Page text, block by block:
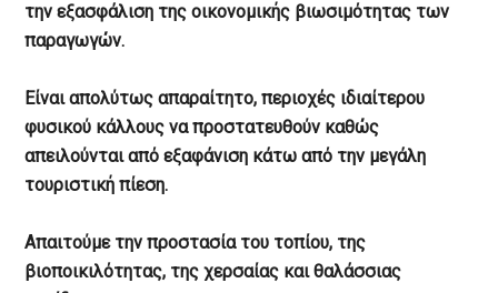
την εξασφάλιση της οικονομικής βιωσιμότητας των
παραγωγών.
Είναι απολύτως απαραίτητο, περιοχές ιδιαίτερου
φυσικού κάλλους να προστατευθούν καθώς
απειλούνται από εξαφάνιση κάτω από την μεγάλη
τουριστική πίεση.
Απαιτούμε την προστασία του τοπίου, της
βιοποικιλότητας, της χερσαίας και θαλάσσιας